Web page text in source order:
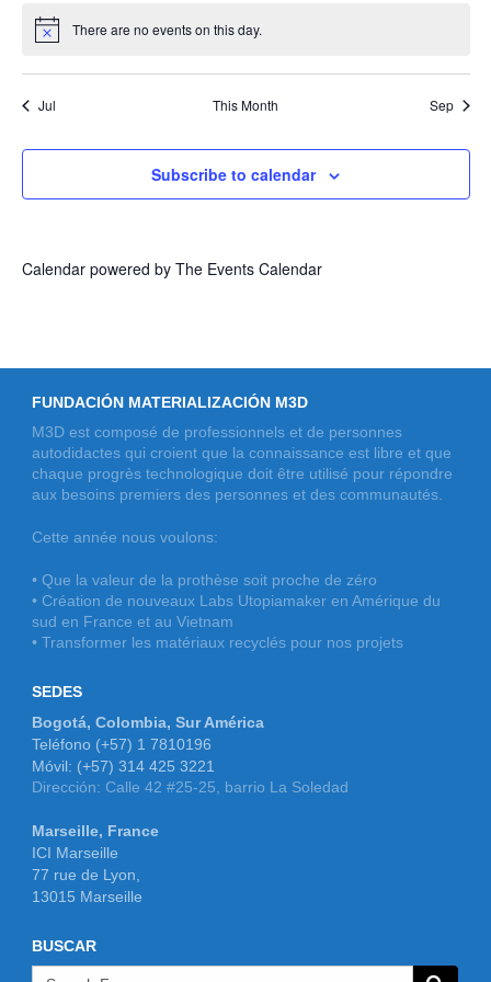
Notice There are no events on this day.
Jul This Month Sep
Subscribe to calendar
Calendar powered by The Events Calendar
FUNDACIÓN MATERIALIZACIÓN M3D
M3D est composé de professionnels et de personnes
autodidactes qui croient que la connaissance est libre et que
chaque progrès technologique doit être utilisé pour répondre
aux besoins premiers des personnes et des communautés.
Cette année nous voulons:
• Que la valeur de la prothèse soit proche de zéro
• Création de nouveaux Labs Utopiamaker en Amérique du
sud en France et au Vietnam
• Transformer les matériaux recyclés pour nos projets
SEDES
Bogotá, Colombia, Sur América
Teléfono (+57) 1 7810196
Móvil: (+57) 314 425 3221
Dirección: Calle 42 #25-25, barrio La Soledad
Marseille, France
ICI Marseille
77 rue de Lyon,
13015 Marseille
BUSCAR